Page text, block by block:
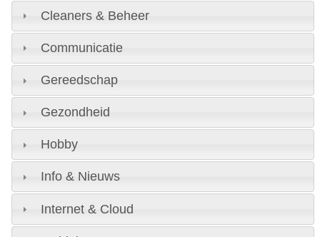
Cleaners & Beheer
Communicatie
Gereedschap
Gezondheid
Hobby
Info & Nieuws
Internet & Cloud